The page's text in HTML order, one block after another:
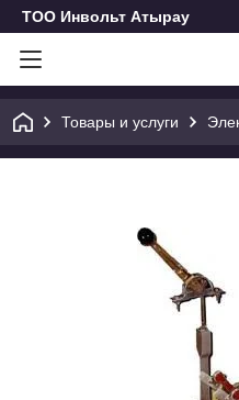
ТОО Инвольт Атырау
Товары и услуги